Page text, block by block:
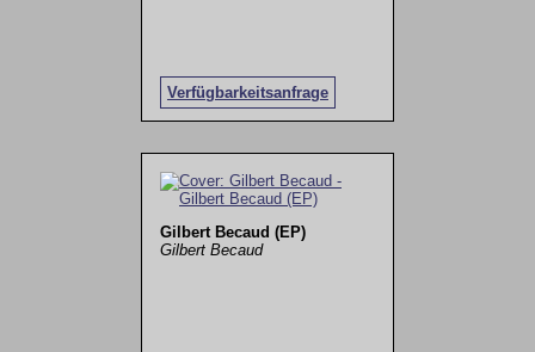
Verfügbarkeitsanfrage
Gilbert Becaud (EP)
Gilbert Becaud